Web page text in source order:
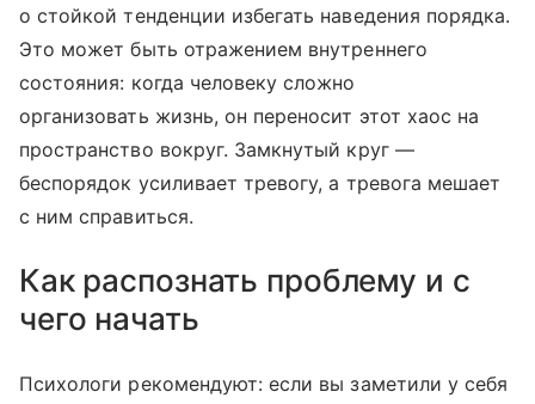
о стойкой тенденции избегать наведения порядка.
Это может быть отражением внутреннего
состояния: когда человеку сложно
организовать жизнь, он переносит этот хаос на
пространство вокруг. Замкнутый круг —
беспорядок усиливает тревогу, а тревога мешает
с ним справиться.
Как распознать проблему и с
чего начать
Психологи рекомендуют: если вы заметили у себя